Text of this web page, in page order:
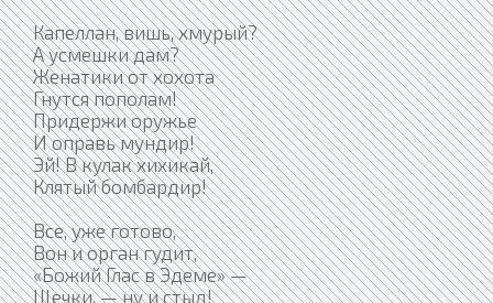
Капеллан, вишь, хмурый?
А усмешки дам?
Женатики от хохота
Гнутся пополам!
Придержи оружье
И оправь мундир!
Эй! В кулак хихикай,
Клятый бомбардир!
Все, уже готово,
Вон и орган гудит,
«Божий Глас в Эдеме» —
Щечки, — ну и стыд!